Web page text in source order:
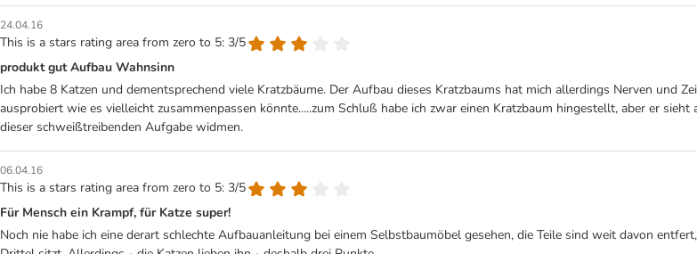
24.04.16
This is a stars rating area from zero to 5: 3/5
produkt gut Aufbau Wahnsinn
Ich habe 8 Katzen und dementsprechend viele Kratzbäume. Der Aufbau dieses Kratzbaums hat mich allerdings Nerven und
ausprobiert wie es vielleicht zusammenpassen könnte.....zum Schluß habe ich zwar einen Kratzbaum hingestellt, aber er
dieser schweißtreibenden Aufgabe widmen.
06.04.16
This is a stars rating area from zero to 5: 3/5
Für Mensch ein Krampf, für Katze super!
Noch nie habe ich eine derart schlechte Aufbauanleitung bei einem Selbstbaumöbel gesehen, die Teile sind weit davon